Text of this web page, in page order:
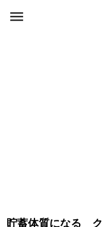
貯蓄体質になる ク